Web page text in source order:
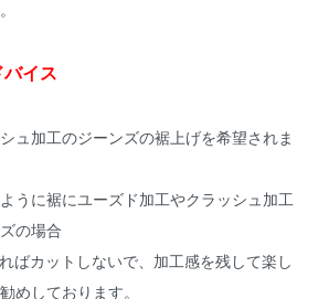
バイス
ュ加工のジーンズの裾上げを希望されま
うに裾にユーズド加工やクラッシュ加工
の場合
ばカットしないで、加工感を残して楽し
めしております。